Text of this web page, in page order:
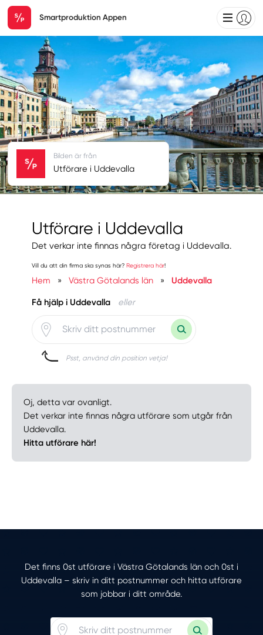
Smartproduktion Appen
Utförare i Uddevalla
Det verkar inte finnas några företag i Uddevalla.
Vill du att din firma ska synas här? Registrera här!
Hem » Västra Götalands län » Uddevalla
Få hjälp i Uddevalla eller
Psst, använd din position vetja!
Bilden är från
Utförare i Uddevalla
Oj, detta var ovanligt.
Det verkar inte finnas några utförare som utgår från
Uddevalla.
Hitta utförare här!
Det finns 0st utförare i Västra Götalands län och 0st i
Uddevalla – skriv in ditt postnummer och hitta utförare
som jobbar i ditt område.